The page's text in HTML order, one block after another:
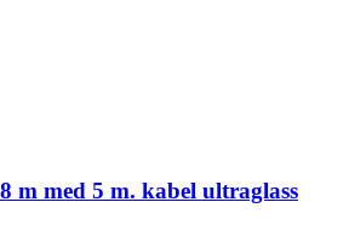
m med 5 m. kabel ultraglass